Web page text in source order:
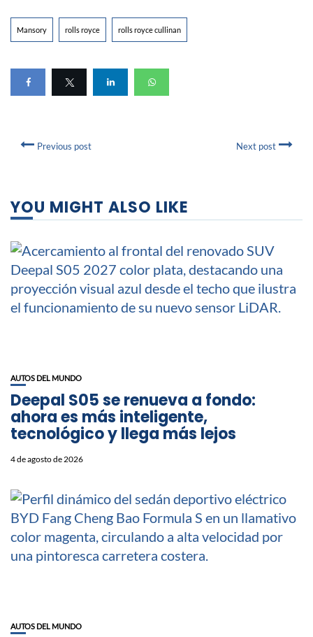
Mansory rolls royce rolls royce cullinan
Previous post Next post
YOU MIGHT ALSO LIKE
AUTOS DEL MUNDO
Deepal S05 se renueva a fondo:
ahora es más inteligente,
tecnológico y llega más lejos
4 de agosto de 2026
AUTOS DEL MUNDO